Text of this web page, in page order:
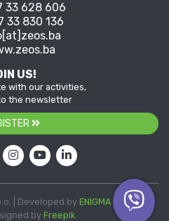
33 628 606
33 830 136
US!
with our activities,
the newsletter
| Developed by ENIGMA| Vector
by Freepik